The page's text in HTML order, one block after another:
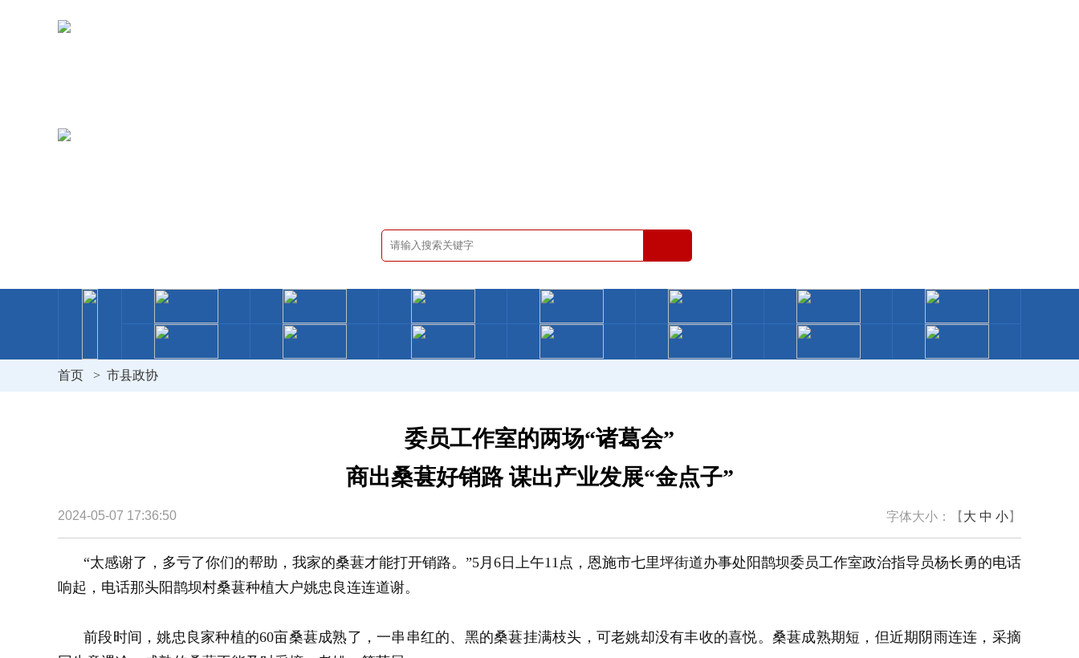
首页 > 市县政协
委员工作室的两场“诸葛会”
商出桑葚好销路 谋出产业发展“金点子”
2024-05-07 17:36:50 字体大小：【 大 中 小】
“太感谢了，多亏了你们的帮助，我家的桑葚才能打开销路。”5月6日上午11点，恩施市七里坪街道办事处阳鹊坝委员工作室政治指导员杨长勇的电话
响起，电话那头阳鹊坝村桑葚种植大户姚忠良连连道谢。
前段时间，姚忠良家种植的60亩桑葚成熟了，一串串红的、黑的桑葚挂满枝头，可老姚却没有丰收的喜悦。桑葚成熟期短，但近期阴雨连连，采摘